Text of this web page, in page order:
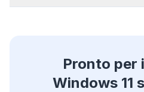
Pronto per
Windows 11